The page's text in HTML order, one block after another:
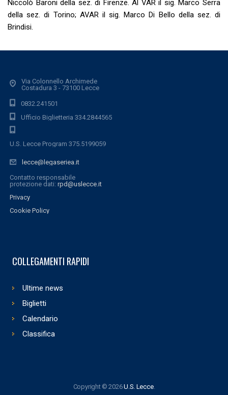
Niccolò Baroni della sez. di Firenze. Al VAR il sig. Marco Serra
della sez. di Torino; AVAR il sig. Marco Di Bello della sez. di
Brindisi.
Via Colonnello Archimede
Costadura 3 - 73100 Lecce
0832.241501
Ufficio Biglietteria 334.2844565
U.S. Lecce Program 375.5199059
lecce@legaseriea.it
Contatto responsabile
protezione dati: rpd@uslecce.it
Privacy
Cookie Policy
COLLEGAMENTI RAPIDI
Ultime news
Biglietti
Calendario
Classifica
Copyright © 2026U.S. Lecce.